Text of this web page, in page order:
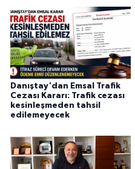
Danıştay'dan Emsal Trafik
Cezası Kararı: Trafik cezası
kesinleşmeden tahsil
edilemeyecek